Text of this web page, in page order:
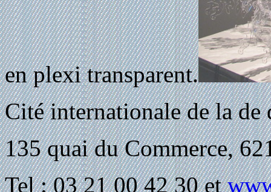
en plexi transparent.
Cité internationale de la de
135 quai du Commerce,
Tel : 03 21 00 42 30 et